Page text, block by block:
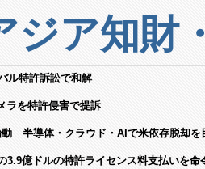
ジア知財
ル特許訴訟で和解
ラを特許侵害で提訴
動 半導体・クラウド・AIで米依存脱却を
3.9億ドルの特許ライセンス料支払いを命